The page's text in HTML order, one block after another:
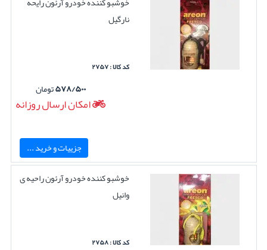
نارگیل
کد کالا : ۲۷۵۷
۵۷۸/۵۰۰تومان
امکان ارسال روزانه
جزییات و خرید ...
خوشبو کننده خودرو آرئون راحیه ی
وانیل
کد کالا : ۲۷۵۸